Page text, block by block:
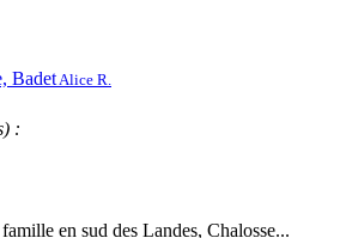
Badet Alice R.
:
en sud des Landes, Chalosse...